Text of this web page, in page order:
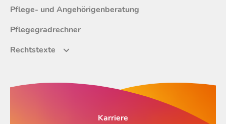
Projekte
Leistungen
Kostenerstattung
Leistungen
Kostenübernahme
Ergotherapie
Logopädie
Fachbereiche
Betreute Wohngemeinschaft
Barrierefreies Wohnen
Pflege- und Angehörigenberatung
Pflegegradrechner
Rechtstexte
Karriere